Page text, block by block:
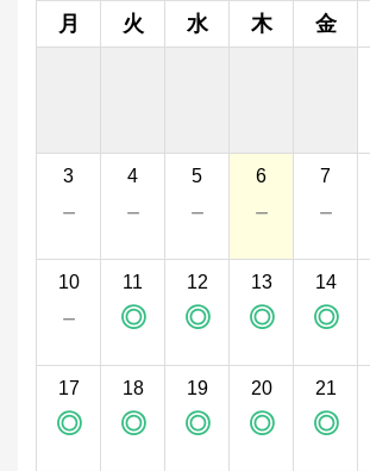
月 火 水 木 金
3
－
4
－
5
－
6
－
7
－
10
－
11
◎
12
◎
13
◎
14
◎
17
◎
18
◎
19
◎
20
◎
21
◎